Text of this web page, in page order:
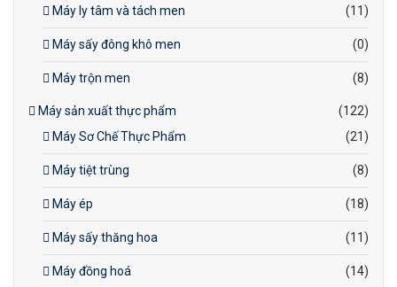
Máy ly tâm và tách men (11)
Máy sấy đông khô men (0)
Máy trộn men (8)
Máy sản xuất thực phẩm
(122)
Máy Sơ Chế Thực Phẩm
(21)
Máy tiệt trùng (8)
Máy ép (18)
Máy sấy thăng hoa (11)
Máy đồng hoá (14)